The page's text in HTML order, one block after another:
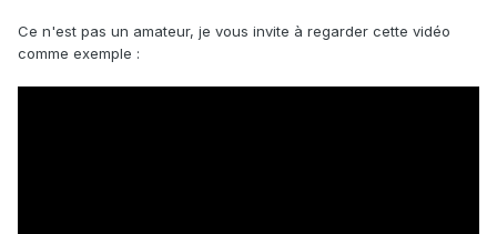
Ce n'est pas un amateur, je vous invite à regarder cette vidéo
comme exemple :